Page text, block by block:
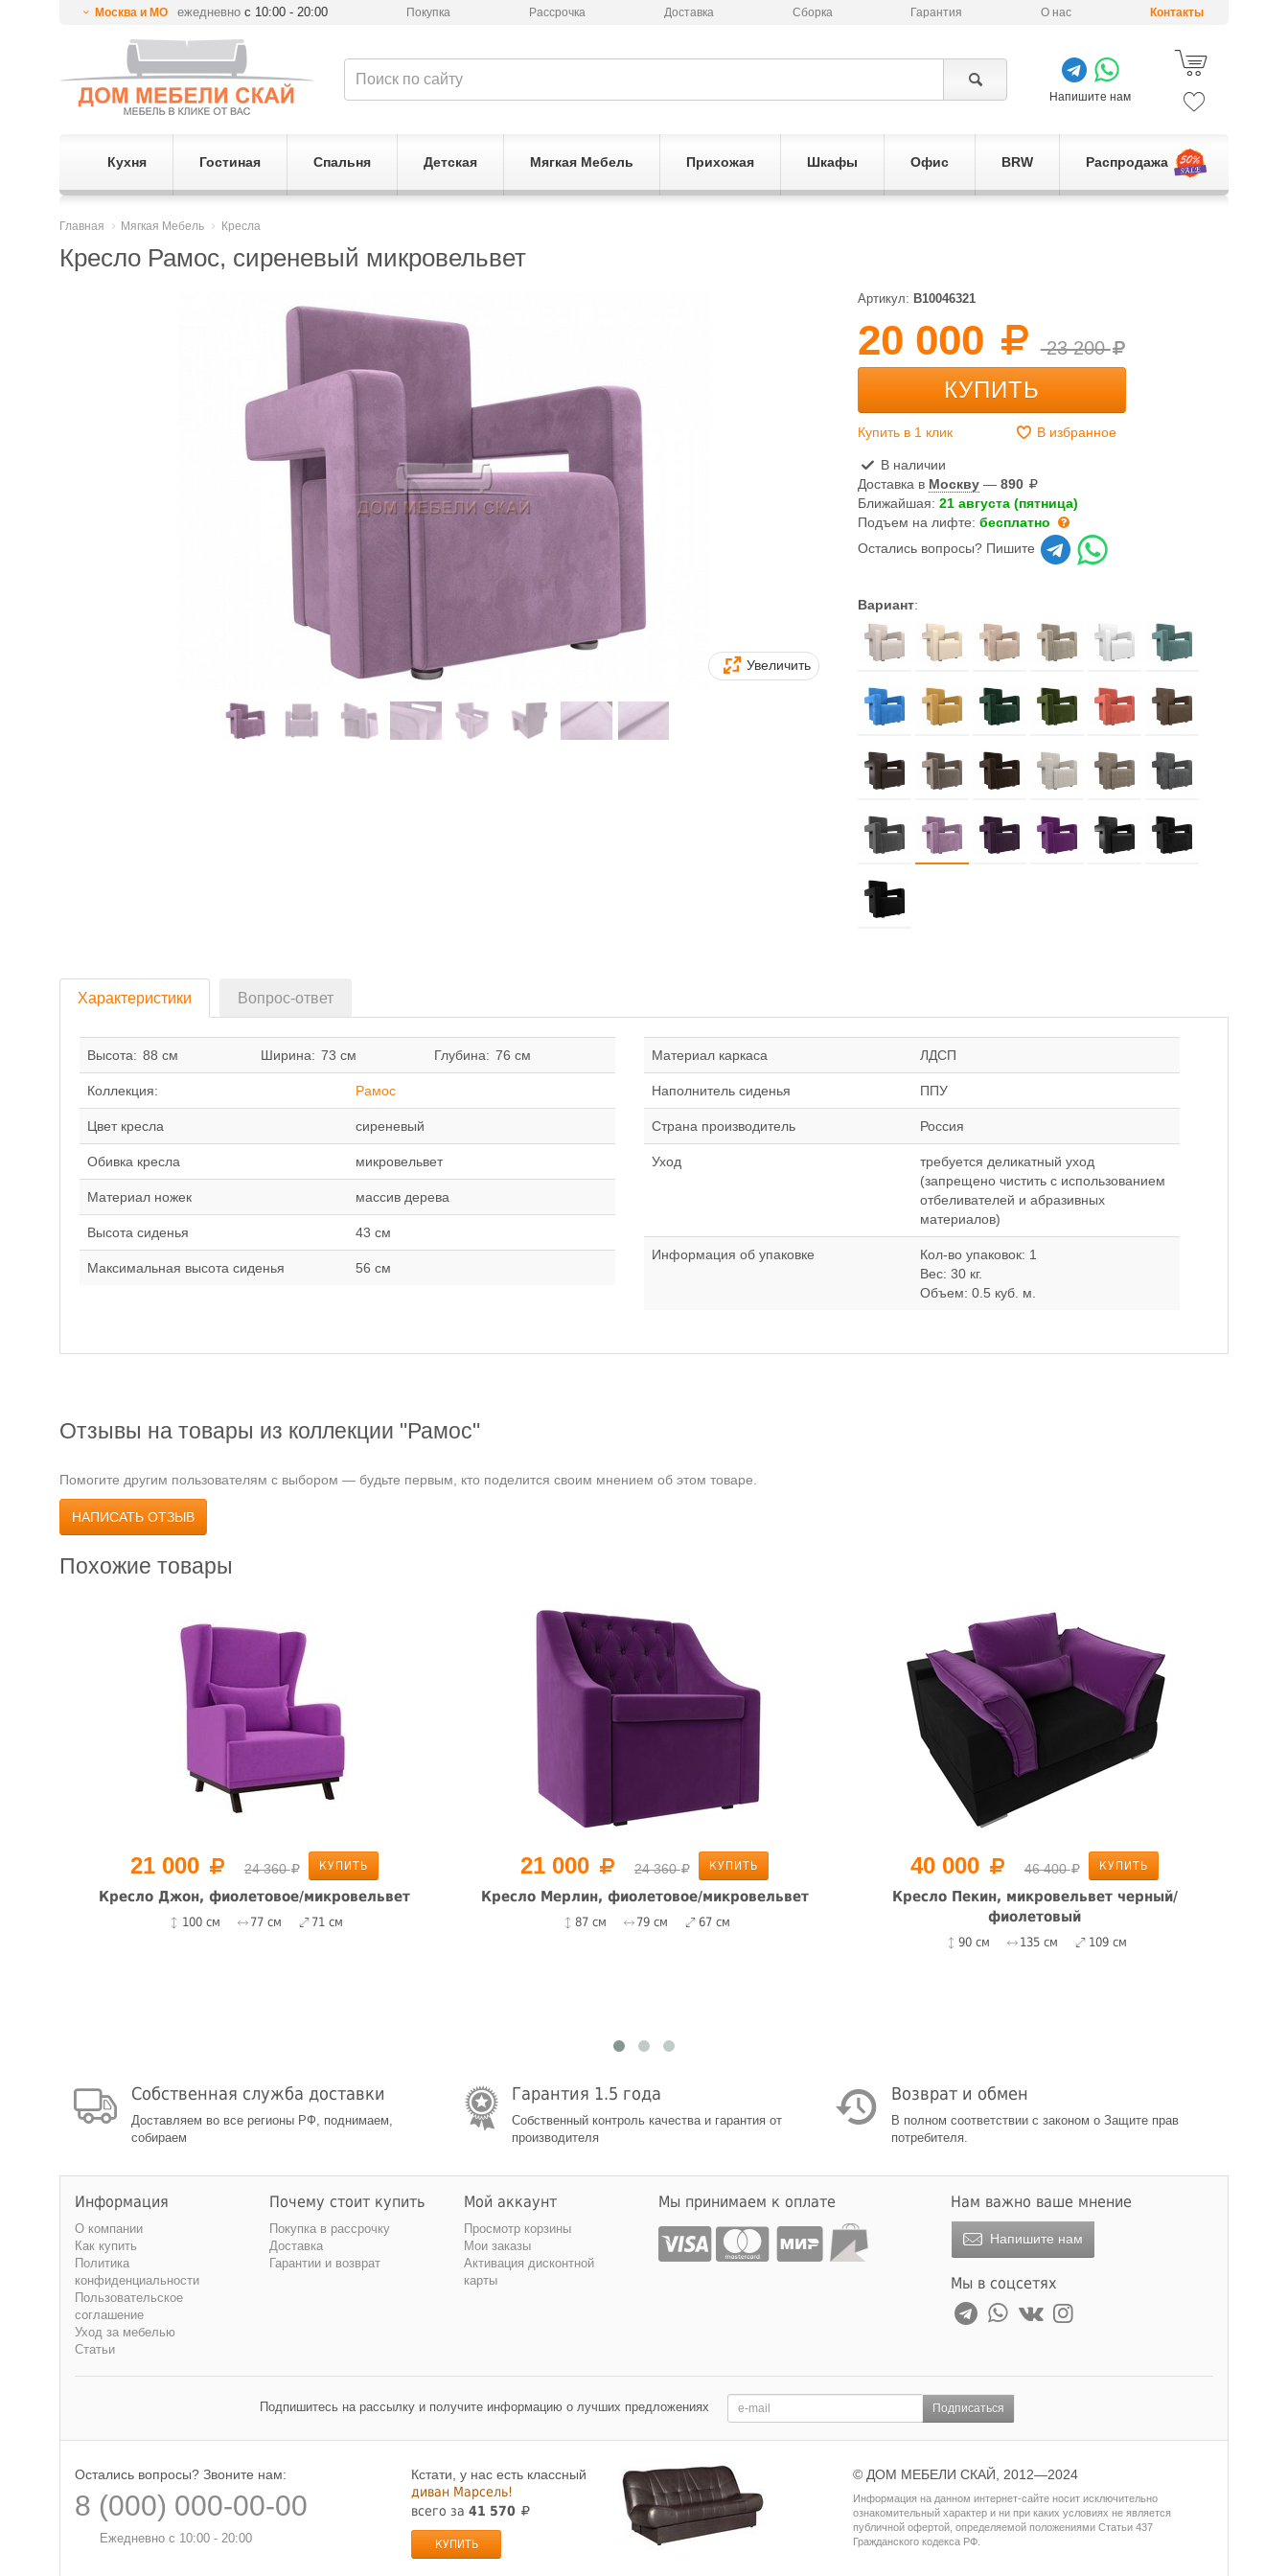
Москва и МО ежедневнос 10:00 - 20:00 Покупка Рассрочка Доставка Сборка Гарантия О нас Контакты
Напишите нам
Кухня Гостиная Спальня Детская Мягкая Мебель Прихожая Шкафы Офис BRW Распродажа
Главная Мягкая Мебель Кресла
Кресло Рамос, сиреневый микровельвет
Увеличить
Артикул: B10046321
20 000 23 200
КУПИТЬ
Купить в 1 клик В избранное
В наличии
Доставка в Москву —890
Ближайшая:21 августа (пятница)
Подъем на лифте:бесплатно
Остались вопросы? Пишите
Вариант:
Характеристики Вопрос-ответ
Высота: 88 см Ширина: 73 см Глубина: 76 см
Коллекция: Рамос
Цвет кресла сиреневый
Обивка кресла микровельвет
Материал ножек массив дерева
Высота сиденья 43 см
Максимальная высота сиденья 56 см
Материал каркаса ЛДСП
Наполнитель сиденья ППУ
Страна производитель Россия
Уход
требуется деликатный уход
(запрещено чистить с использованием
отбеливателей и абразивных
материалов)
Информация об упаковке
Кол-во упаковок: 1
Вес: 30 кг.
Объем: 0.5 куб. м.
Отзывы на товары из коллекции "Рамос"
Помогите другим пользователям с выбором — будьте первым, кто поделится своим мнением об этом товаре.
НАПИСАТЬ ОТЗЫВ
Похожие товары
21 000 24 360 КУПИТЬ
Кресло Джон, фиолетовое/микровельвет
100 см 77 см 71 см
21 000 24 360 КУПИТЬ
Кресло Мерлин, фиолетовое/микровельвет
87 см 79 см 67 см
40 000 46 400 КУПИТЬ
Кресло Пекин, микровельвет черный/
фиолетовый
90 см 135 см 109 см
Собственная служба доставки
Доставляем во все регионы РФ, поднимаем,
собираем
Гарантия 1.5 года
Собственный контроль качества и гарантия от
производителя
Возврат и обмен
В полном соответствии с законом о Защите прав
потребителя.
Информация
О компании
Как купить
Политика
конфиденциальности
Пользовательское
соглашение
Уход за мебелью
Статьи
Почему стоит купить
Покупка в рассрочку
Доставка
Гарантии и возврат
Мой аккаунт
Просмотр корзины
Мои заказы
Активация дисконтной
карты
Мы принимаем к оплате Нам важно ваше мнение
Напишите нам
Мы в соцсетях
Подпишитесь на рассылку и получите информацию о лучших предложениях Подписаться
Остались вопросы? Звоните нам:
8 (000) 000-00-00
Ежедневно с 10:00 - 20:00
Кстати, у нас есть классный
диван Марсель!
всего за41 570
КУПИТЬ
© ДОМ МЕБЕЛИ СКАЙ, 2012—2024
Информация на данном интернет-сайте носит исключительно
ознакомительный характер и ни при каких условиях не является
публичной офертой, определяемой положениями Статьи 437
Гражданского кодекса РФ.